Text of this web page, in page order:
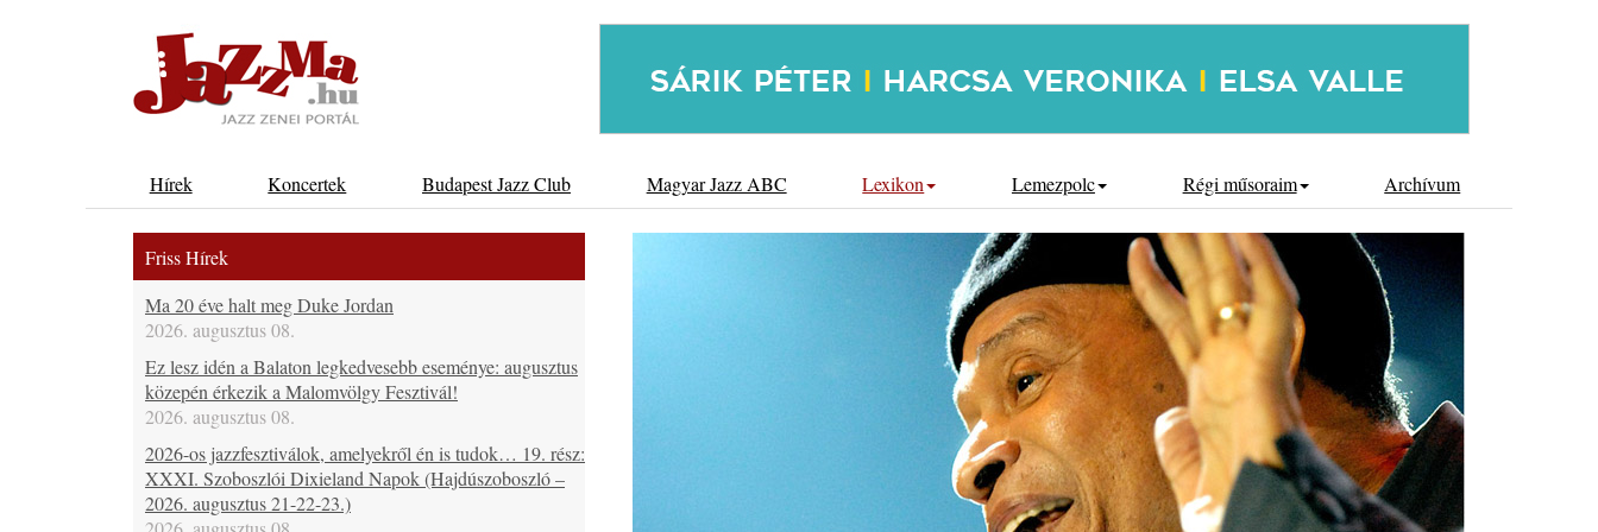
Hírek Koncertek Budapest Jazz Club Magyar Jazz ABC Lexikon Lemezpolc Régi műsoraim Archívum
Friss Hírek
Ma 20 éve halt meg Duke Jordan
2026. augusztus 08.
Ez lesz idén a Balaton legkedvesebb eseménye: augusztus
közepén érkezik a Malomvölgy Fesztivál!
2026. augusztus 08.
2026-os jazzfesztiválok, amelyekről én is tudok… 19. rész:
XXXI. Szoboszlói Dixieland Napok (Hajdúszoboszló –
2026. augusztus 21-22-23.)